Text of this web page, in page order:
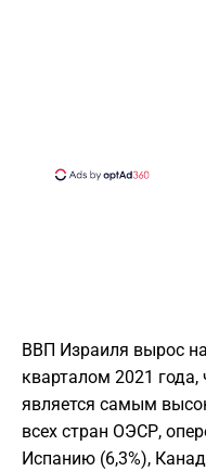
ВВП Израиля вырос
кварталом 2021
является самым
всех стран ОЭСР,
Испанию (6,3%),